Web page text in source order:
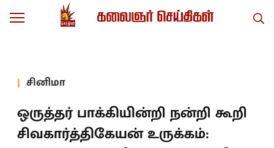
சினிமா
ஒருத்தர் பாக்கியின்றி நன்றி கூறி
சிவகார்த்திகேயன் உருக்கம்: